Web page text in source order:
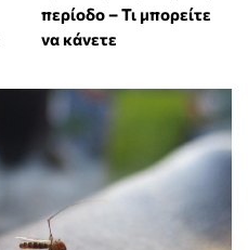
περίοδο – Τι μπορείτε
να κάνετε